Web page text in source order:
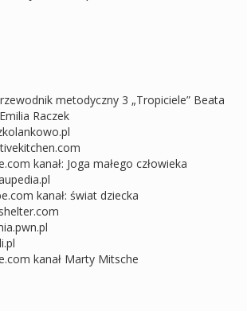
metodyczny 3 „Tropiciele” Beata
Raczek
kanał: Joga małego człowieka
kanał: świat dziecka
kanał Marty Mitsche